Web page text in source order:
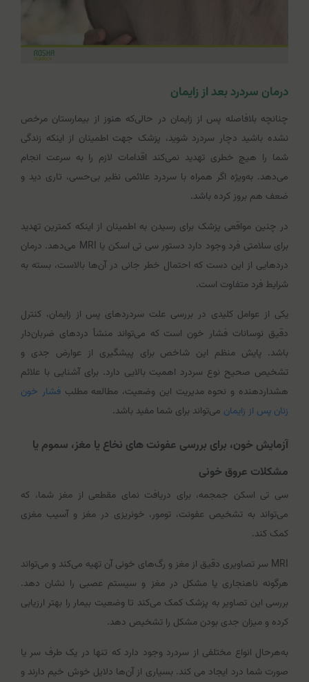
درمان سردرد بعد از زایمان
چنانچه بلافاصله پس از زایمان در حالی‌که هنوز از بیمارستان مرخص
نشده باشید دچار سردرد شوید، پزشک جهت اطمینان از اینکه زندگی
شما را هیچ خطری تهدید نمی‌کند اقدامات لازم را به سرعت انجام
می‌دهد. به‌ویژه اگر همراه با سردرد علائمی نظیر بی‌حسی، تاری دید و
ضعف هم بروز کرده باشد.
در چنین مواقعی پزشک برای رسیدن به اطمینان از اینکه کمترین تهدید
برای سلامتی فرد وجود دارد دستور سی تی اسکن یا MRI می‌دهد. درمان
دردهایی از این دست که احتمال خطر جانی در آن‌ها بالاست، بسته به
شرایط فرد متفاوت است.
یکی از عوامل کلیدی در بررسی علت سردردهای پس از زایمان، کنترل
دقیق نوسانات فشار خون است که می‌تواند منشأ دردهای ضربان‌دار
باشد. پایش منظم این شاخص برای پیشگیری از عوارض جدی و
تشخیص صحیح نوع سردرد اهمیت بالایی دارد. برای آشنایی با علائم
هشداردهنده و نحوه مدیریت این وضعیت، مطالعه مطلب فشار خون
زنان پس از زایمان می‌تواند برای شما مفید باشد.
آزمایش خون، برای بررسی عفونت های نخاع یا مغز، سموم یا
مشکلات عروق خونی
سی تی اسکن جمجمه، برای دریافت نمای مقطعی از مغز شما، که
می‌تواند به تشخیص عفونت، تومور، خونریزی در مغز و آسیب مغزی
کمک کند.
MRI سر تصاویری دقیق از مغز و رگ‌های خونی آن تهیه می‌کند و می‌تواند
هرگونه ناهنجاری یا مشکل در مغز و سیستم عصبی را نشان دهد.
بررسی این تصاویر به پزشک کمک می‌کند تا وضعیت بیمار را بهتر ارزیابی
کرده و میزان جدی بودن مشکل را تشخیص دهد.
به‌هرحال انواع مختلفی از سردرد وجود دارد که تنها در یک طرف سر یا
صورت شما درد ایجاد می کند. بسیاری از آن‌ها دلایل خوش خیم دارند و